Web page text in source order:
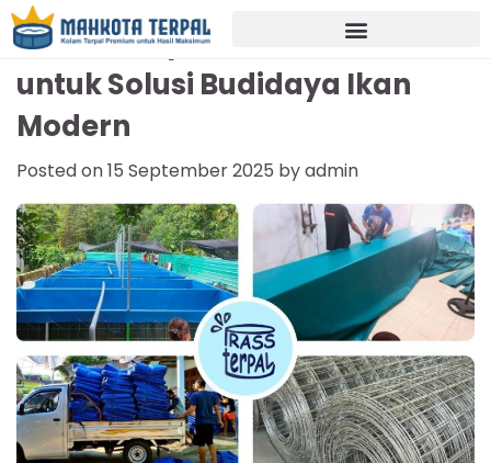
Kolam Terpal Berkualitas
untuk Solusi Budidaya Ikan
Modern
Posted on15 September 2025 byadmin